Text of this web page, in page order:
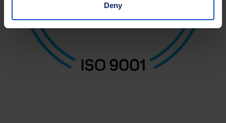
Deny